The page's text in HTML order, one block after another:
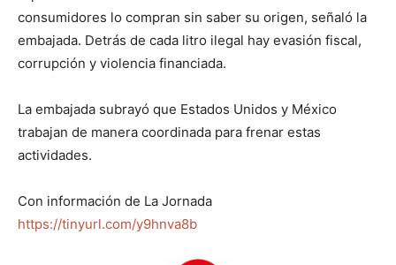
consumidores lo compran sin saber su origen, señaló la
embajada. Detrás de cada litro ilegal hay evasión fiscal,
corrupción y violencia financiada.
La embajada subrayó que Estados Unidos y México
trabajan de manera coordinada para frenar estas
actividades.
Con información de La Jornada
https://tinyurl.com/y9hnva8b